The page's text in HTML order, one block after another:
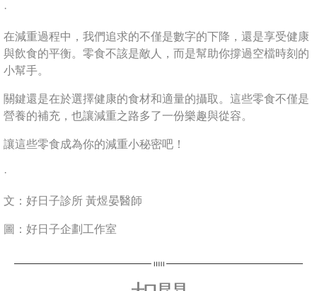
·
在減重過程中，我們追求的不僅是數字的下降，還是享受健康
與飲食的平衡。零食不該是敵人，而是幫助你撐過空檔時刻的
小幫手。
關鍵還是在於選擇健康的食材和適量的攝取。這些零食不僅是
營養的補充，也讓減重之路多了一份樂趣與從容。
讓這些零食成為你的減重小秘密吧！
·
文：好日子診所 黃煜晏醫師
圖：好日子企劃工作室